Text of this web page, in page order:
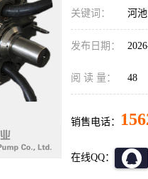
关键词： 河
发布日期：
阅 读 量： 48
销售电话：
在线QQ：